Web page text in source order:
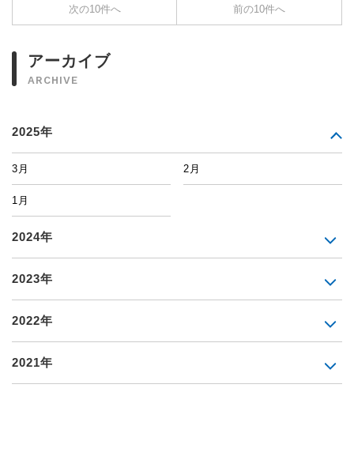
次の10件へ 前の10件へ
アーカイブ
ARCHIVE
2025年
3月 2月
1月
2024年
2023年
2022年
2021年